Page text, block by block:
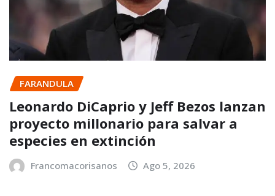
FARANDULA
Leonardo DiCaprio y Jeff Bezos lanzan
proyecto millonario para salvar a
especies en extinción
Francomacorisanos Ago 5, 2026